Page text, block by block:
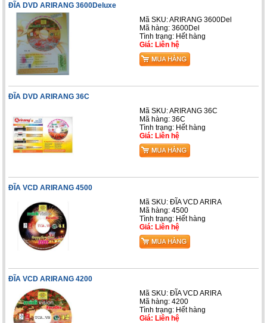
ĐĨA DVD ARIRANG 3600Deluxe
Mã SKU: ARIRANG 3600Del
Mã hàng: 3600Del
Tình trạng: Hết hàng
Giá: Liên hệ
ĐĨA DVD ARIRANG 36C
Mã SKU: ARIRANG 36C
Mã hàng: 36C
Tình trạng: Hết hàng
Giá: Liên hệ
ĐĨA VCD ARIRANG 4500
Mã SKU: ĐĨA VCD ARIRA
Mã hàng: 4500
Tình trạng: Hết hàng
Giá: Liên hệ
ĐĨA VCD ARIRANG 4200
Mã SKU: ĐĨA VCD ARIRA
Mã hàng: 4200
Tình trạng: Hết hàng
Giá: Liên hệ